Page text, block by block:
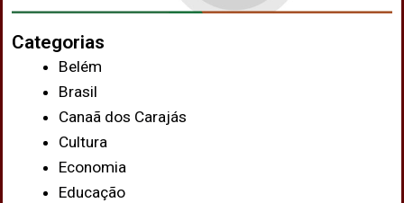
Categorias
Belém
Brasil
Canaã dos Carajás
Cultura
Economia
Educação